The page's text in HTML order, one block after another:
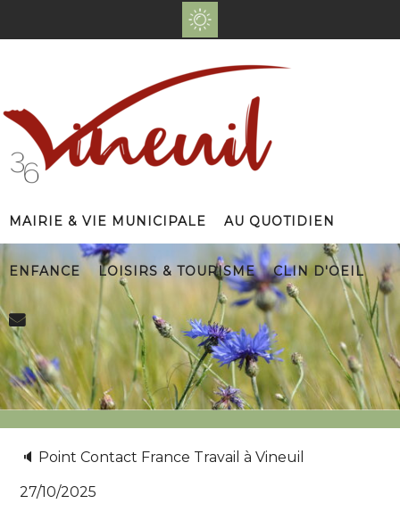
Mairie & Vie Municipale Au Quotidien
Enfance Loisirs & Tourisme Clin d'Oeil
🔈️ Point Contact France Travail à Vineuil
27/10/2025